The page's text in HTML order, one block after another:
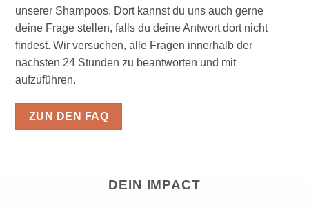
unserer Shampoos. Dort kannst du uns auch gerne
deine Frage stellen, falls du deine Antwort dort nicht
findest. Wir versuchen, alle Fragen innerhalb der
nächsten 24 Stunden zu beantworten und mit
aufzuführen.
ZUN DEN FAQ
DEIN IMPACT